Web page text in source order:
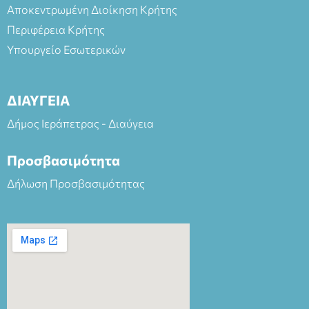
Αποκεντρωμένη Διοίκηση Κρήτης
Περιφέρεια Κρήτης
Υπουργείο Εσωτερικών
ΔΙΑΥΓΕΙΑ
Δήμος Ιεράπετρας - Διαύγεια
Προσβασιμότητα
Δήλωση Προσβασιμότητας